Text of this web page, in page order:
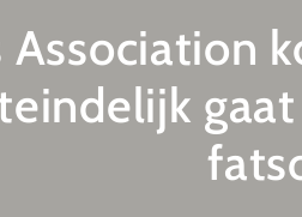
Association